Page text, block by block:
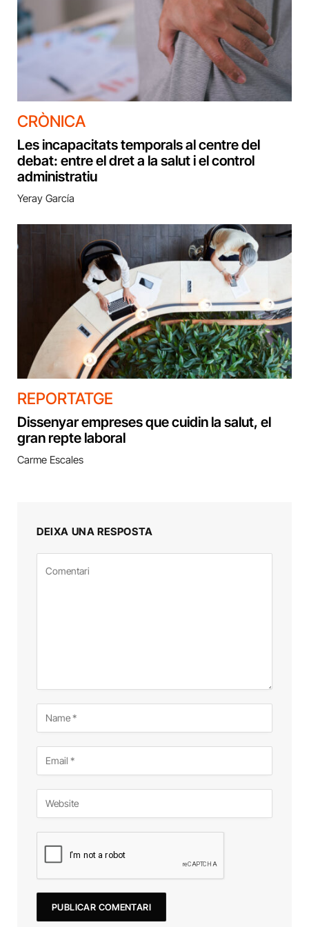
CRÒNICA
Les incapacitats temporals al centre del
debat: entre el dret a la salut i el control
administratiu
Yeray García
REPORTATGE
Dissenyar empreses que cuidin la salut, el
gran repte laboral
Carme Escales
DEIXA UNA RESPOSTA